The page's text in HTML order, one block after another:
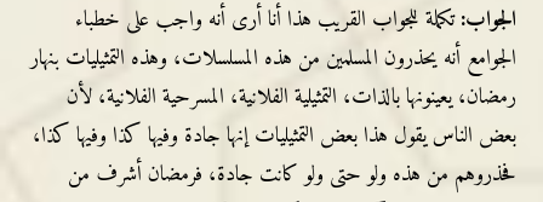
الجواب:تكملة للجواب القريب هذا أنا أرى أنه واجب على خطباء
الجوامع أنه يحذرون المسلمين من هذه المسلسلات، وهذه التمثيليات بنهار
رمضان، يعينونها بالذات، التمثيلية الفلانية، المسرحية الفلانية، لأن
بعض الناس يقول هذا بعض التمثيليات إنها جادة وفيها كذا وفيها كذا،
فحذروهم من هذه ولو حتى ولو كانت جادة، فرمضان أشرف من